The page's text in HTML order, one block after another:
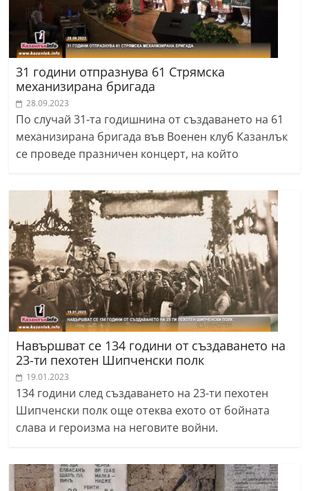
31 години отпразнува 61 Стрямска
механизирана бригада
28.09.2023
По случай 31-та годишнина от създаването на 61
механизирана бригада във Военен клуб Казанлък
се проведе празничен концерт, на който
Навършват се 134 години от създаването на
23-ти пехотен Шипченски полк
19.01.2023
134 години след създаването на 23-ти пехотен
Шипченски полк още отеква ехото от бойната
слава и героизма на неговите войни.